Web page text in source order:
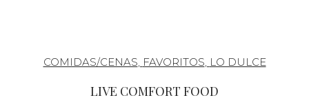
COMIDAS/CENAS, FAVORITOS, LO DULCE
LIVE COMFORT FOOD